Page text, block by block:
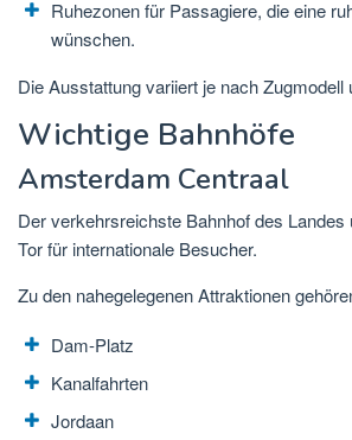
Ruhezonen für Passagiere, die eine
wünschen.
Die Ausstattung variiert je nach Zugmodell
Wichtige Bahnhöfe
Amsterdam Centraal
Der verkehrsreichste Bahnhof des
Tor für internationale Besucher.
Zu den nahegelegenen Attraktionen
Dam-Platz
Kanalfahrten
Jordaan